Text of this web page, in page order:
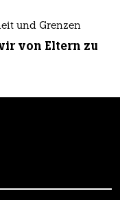
und Grenzen
von Eltern zu